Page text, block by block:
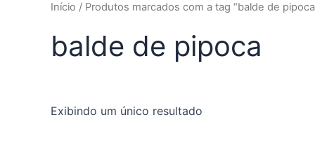
Início / Produtos marcados com a tag “balde de
balde de pipoca
Exibindo um único resultado